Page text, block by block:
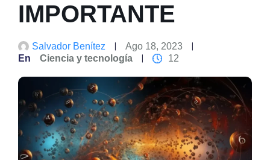
IMPORTANTE
Salvador Benítez
Ago 18, 2023
En
Ciencia y tecnología 12